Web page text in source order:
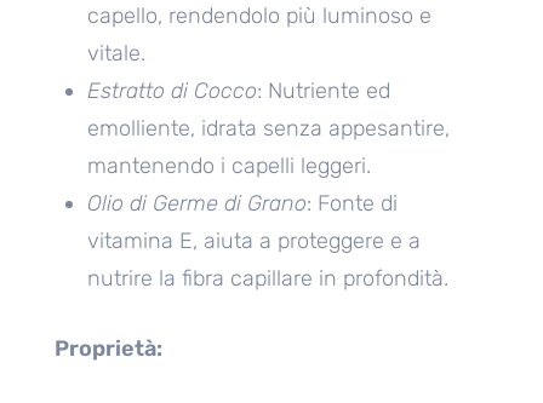
capello, rendendolo più luminoso e
vitale.
Estratto di Cocco: Nutriente ed
emolliente, idrata senza appesantire,
mantenendo i capelli leggeri.
Olio di Germe di Grano: Fonte di
vitamina E, aiuta a proteggere e a
nutrire la fibra capillare in profondità.
Proprietà: